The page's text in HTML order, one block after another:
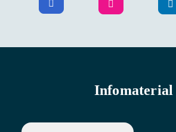
Infomaterial